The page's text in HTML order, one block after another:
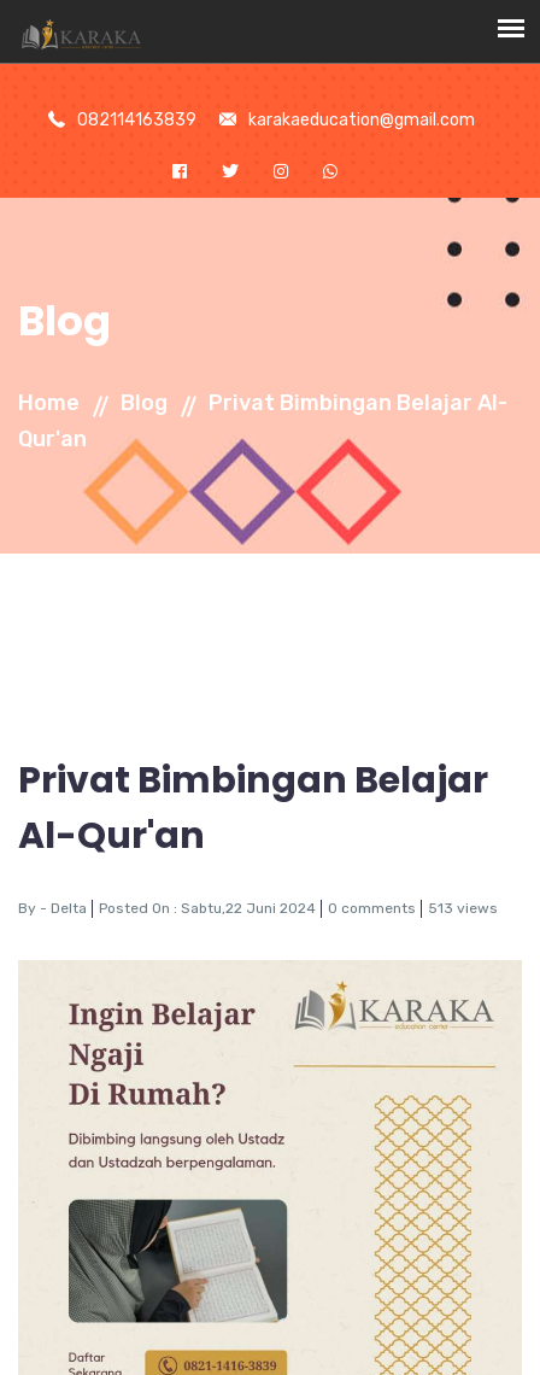
082114163839 karakaeducation@gmail.com
Blog
Home Blog
Privat Bimbingan Belajar Al-
Qur'an
Privat Bimbingan Belajar
Al-Qur'an
By - Delta Posted On : Sabtu,22 Juni 2024 0 comments 513 views